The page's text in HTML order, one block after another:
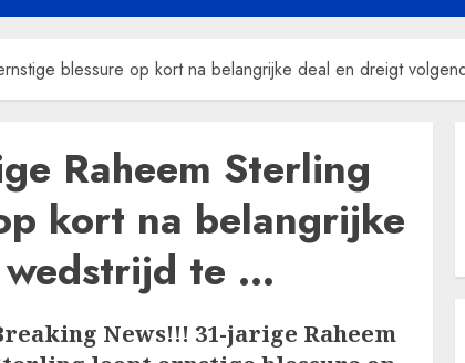
blessure op kort na belangrijke deal en dreigt
Raheem Sterling
kort na belangrijke
te …
News!!! 31-jarige Raheem